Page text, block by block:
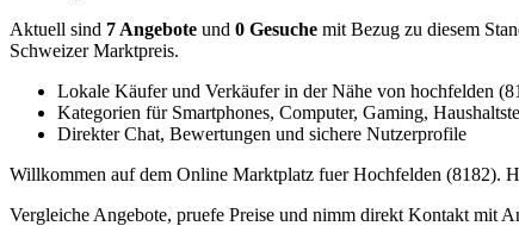
Aktuell sind 7 Angebote und 0 Gesuche mit Bezug zu diesem
Schweizer Marktpreis.
Lokale Käufer und Verkäufer in der Nähe von hochfelden
Kategorien für Smartphones, Computer, Gaming,
Direkter Chat, Bewertungen und sichere Nutzerprofile
Willkommen auf dem Online Marktplatz fuer Hochfelden (8182).
Vergleiche Angebote, pruefe Preise und nimm direkt Kontakt mit